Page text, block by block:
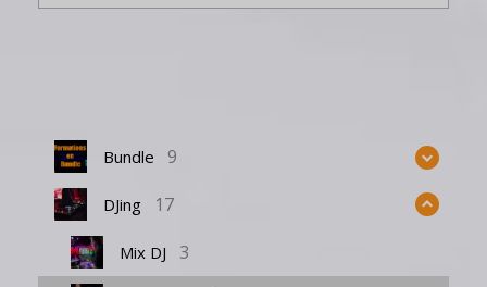
Bundle 9
DJing 17
Mix DJ 3